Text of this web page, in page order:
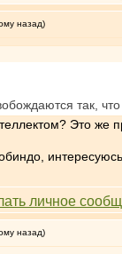
назад)
так,
Это же
назад)